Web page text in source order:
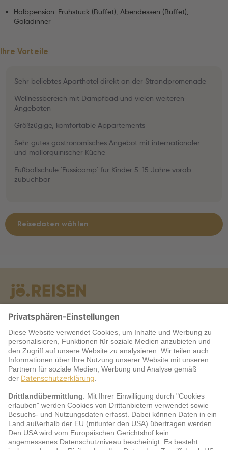
Halbpension: Frühstück (Buffet), Abendessen (Buffet),
Galadinner
Ihre Vorteile
Sehr beliebtes Aparthotel direkt an der Strandpromenade
Wellnessbereich mit Dampfbad und vielen weiteren
Angeboten
Größzügige, komfortable Appartements
Sehr gutes gastronomisches Angebot mit internationaler
und mallorquinischer Küche
Fußballschule ´Fussicamp´ für Kinder 5-15 Jahre vorab
zubuchbar
Reisedaten wählen
Warum jö?
Service
jö Bonus Club Partner